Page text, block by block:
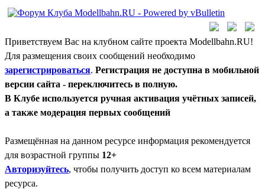
Приветствуем Вас на клубном сайте проекта Modellbahn.RU!
Для размещения своих сообщений необходимо
зарегистрироваться. Регистрация не доступна в мобильной
версии сайта - переключитесь в полную.
В Клубе используется ручная активация учётных записей,
а также модерация первых сообщений
Размещённая на данном ресурсе информация рекомендуется
для возрастной группы 12+
Авторизуйтесь, чтобы получить доступ ко всем материалам
ресурса.